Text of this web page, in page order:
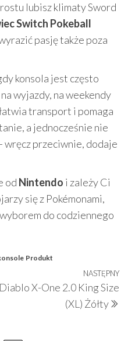
lubisz klimaty Sword
Switch Pokeball
pasję także poza
konsola jest często
wyjazdy, na weekendy
transport i pomaga
a jednocześnie nie
wręcz przeciwnie, dodaje
od Nintendo i zależy Ci
się z Pokémonami,
do codziennego
Produkt
NASTĘPNY
Diablo X-One 2.0 King Size
(XL) Żółty